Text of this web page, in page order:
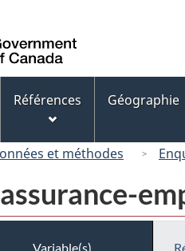
Canada
Références Géographie
et méthodes
Variable(s)